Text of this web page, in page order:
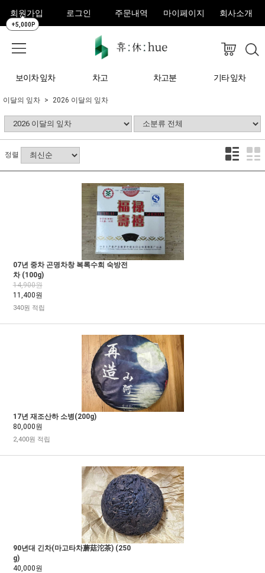
회원가입
+5,000P
로그인 주문내역 마이페이지 회사소개
보이차 잎차 차고 차고분 기타 잎차
이달의 잎차 2026 이달의 잎차
정렬
07년 중차 곤명차창 복록수희 숙방전
차 (100g)
14,900원
11,400원
340원 적립
17년 재조산하 소병(200g)
80,000원
2,400원 적립
90년대 긴차(마고타차蘑菇沱茶) (250
g)
40,000원